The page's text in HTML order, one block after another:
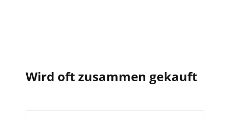
Wird oft zusammen gekauft